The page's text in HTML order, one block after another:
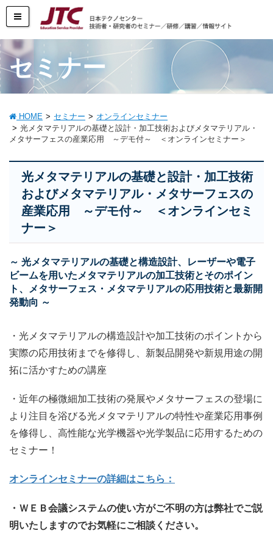
セミナー
HOME セミナー
オンラインセミナー
光メタマテリアルの基礎と設計・加工技術およびメタマテリアル・
メタサーフェスの産業応用 ～デモ付～ ＜オンラインセミナー＞
光メタマテリアルの基礎と設計・加工技術
およびメタマテリアル・メタサーフェスの
産業応用 ～デモ付～ ＜オンラインセミ
ナー＞
～ 光メタマテリアルの基礎と構造設計、レーザーや電子
ビームを用いたメタマテリアルの加工技術とそのポイン
ト、メタサーフェス・メタマテリアルの応用技術と最新開
発動向 ～
・光メタマテリアルの構造設計や加工技術のポイントから
実際の応用技術までを修得し、新製品開発や新規用途の開
拓に活かすための講座
・近年の極微細加工技術の発展やメタサーフェスの登場に
より注目を浴びる光メタマテリアルの特性や産業応用事例
を修得し、高性能な光学機器や光学製品に応用するための
セミナー！
オンラインセミナーの詳細はこちら：
・ＷＥＢ会議システムの使い方がご不明の方は弊社でご説
明いたしますのでお気軽にご相談ください。